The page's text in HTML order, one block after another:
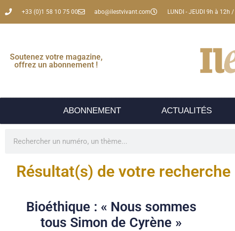
+33 (0)1 58 10 75 00 abo@ilestvivant.com LUNDI - JEUDI 9h à 12h
Soutenez votre magazine,
offrez un abonnement !
ABONNEMENT ACTUALITÉS
Résultat(s) de votre recherche
Bioéthique : « Nous sommes
tous Simon de Cyrène »